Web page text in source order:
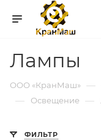
Лампы
ООО «КранМаш» —
— Освещение —
ФИЛЬТР